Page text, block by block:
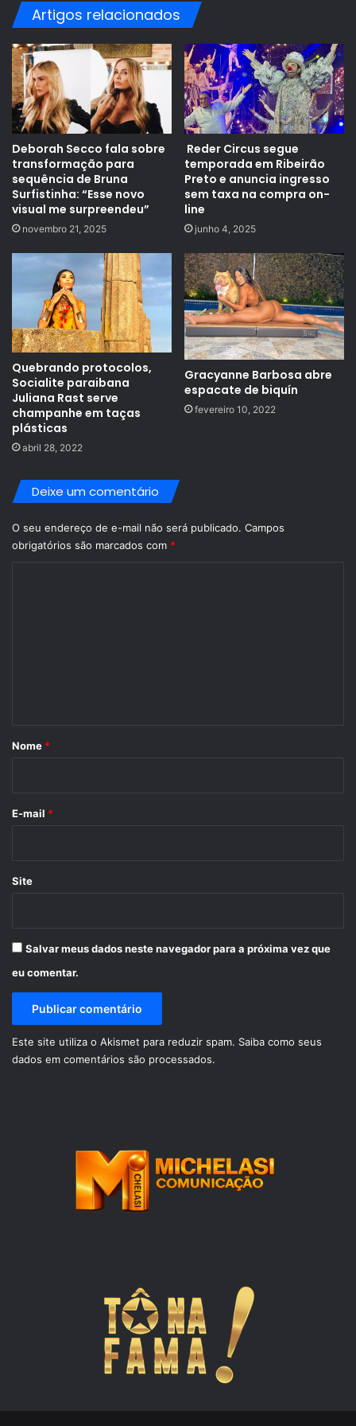
Artigos relacionados
Deborah Secco fala sobre
transformação para
sequência de Bruna
Surfistinha: “Esse novo
visual me surpreendeu”
novembro 21, 2025
Reder Circus segue
temporada em Ribeirão
Preto e anuncia ingresso
sem taxa na compra on-
line
junho 4, 2025
Quebrando protocolos,
Socialite paraibana
Juliana Rast serve
champanhe em taças
plásticas
abril 28, 2022
Gracyanne Barbosa abre
espacate de biquín
fevereiro 10, 2022
Deixe um comentário
O seu endereço de e-mail não será publicado. Campos
obrigatórios são marcados com *
r
*
Nome *
E-mail *
Site
Salvar meus dados neste navegador para a próxima vez que
eu comentar.
Este site utiliza o Akismet para reduzir spam. Saiba como seus
dados em comentários são processados.